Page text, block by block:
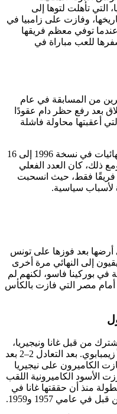
التي تأهلت لتوها إلى
وفازت على زامبيا في
توفي معظم فريقها
للعب مباراة في
من المسابقة في عام
بعد رفع حظر دام عقودًا
أعقبتها محاولة فاشلة
حيث تم توسيع عدد المشاركين في النهائيات في نسخة 1996 إلى 16
ذلك، كان العدد الفعلي
للمنتخبات التي شاركت في النهائي 15 فريقًا فقط، حيث انسحبت
لأسباب سياسية.
أرضها بعد فوزها على تونس
إلى النهائي مرة أخرى
في نسخة 1998 المقامة في بوركينا فاسو، لكنهم لم
أمام مصر التي فازت بالكأس
عام 2000 بشكل مشترك من قبل غانا ونيجيريا،
اللتين حلتا مكان المضيف المعين أصلاً زيمبابوي. بعد التعادل 2–2 بعد
الكاميرون على نيجيريا
في نسخة 2002، وأحرزت الأسود الكاميرونية اللقب
منذ أن حققتها غانا في
عامي 1957 و1959.